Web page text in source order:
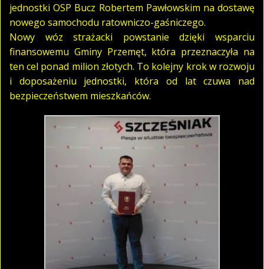
jednostki OSP Bucz Robertem Pawłowskim na dostawę
nowego samochodu ratowniczo-gaśniczego.
Nowy wóz strażacki powstanie dzięki wsparciu
finansowemu Gminy Przemęt, która przeznaczyła na
ten cel ponad milion złotych. To kolejny krok w rozwoju
i doposażeniu jednostki, która od lat czuwa nad
bezpieczeństwem mieszkańców.